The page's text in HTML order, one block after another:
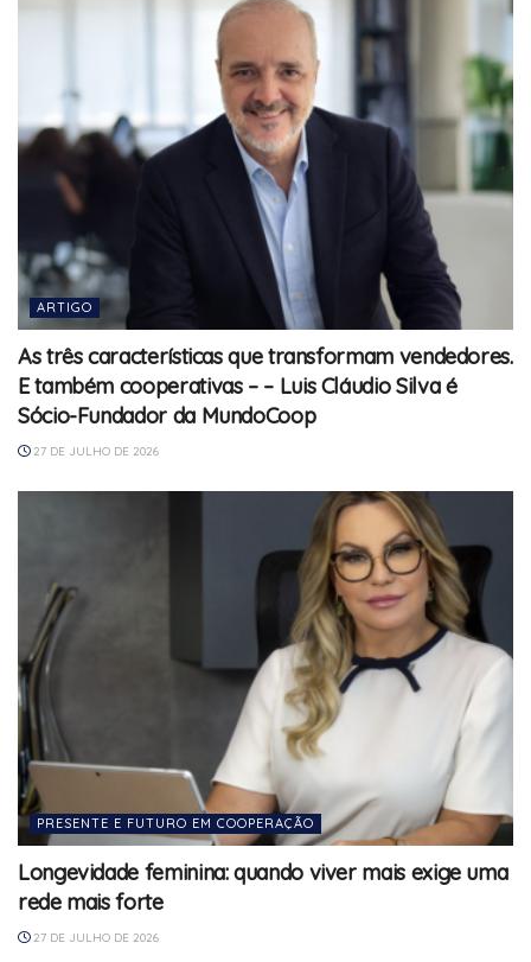
ARTIGO
As três características que transformam vendedores.
E também cooperativas – – Luis Cláudio Silva é
Sócio-Fundador da MundoCoop
27 DE JULHO DE 2026
PRESENTE E FUTURO EM COOPERAÇÃO
Longevidade feminina: quando viver mais exige uma
rede mais forte
27 DE JULHO DE 2026